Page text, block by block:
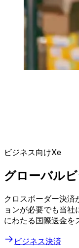
ビジネス向けXe
グローバル
クロスボーダー決済
ョンが必要でも当
にわたる国際送金を
ビジネス決済